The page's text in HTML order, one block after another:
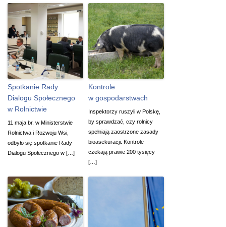
Spotkanie Rady
Dialogu Społecznego
w Rolnictwie
11 maja br. w Ministerstwie
Rolnictwa i Rozwoju Wsi,
odbyło się spotkanie Rady
Dialogu Społecznego w […]
Kontrole
w gospodarstwach
Inspektorzy ruszyli w Polskę,
by sprawdzać, czy rolnicy
spełniają zaostrzone zasady
bioasekuracji. Kontrole
czekają prawie 200 tysięcy
[…]